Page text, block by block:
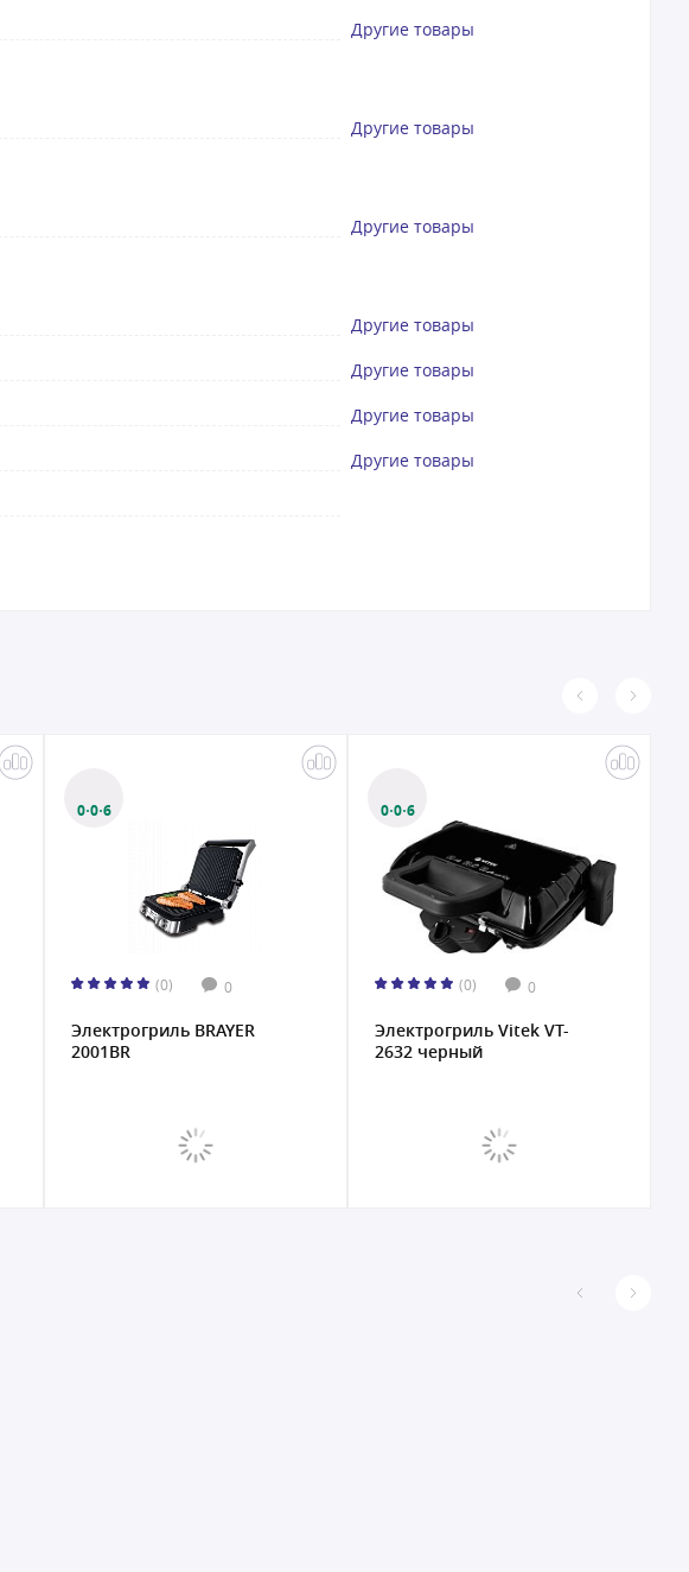
Другие товары
Другие товары
Другие товары
Другие товары
Другие товары
Другие товары
Другие товары
0·0·6
(0) 0
Электрогриль BRAYER
2001BR
0·0·6
(0) 0
Электрогриль Vitek VT-
2632 черный